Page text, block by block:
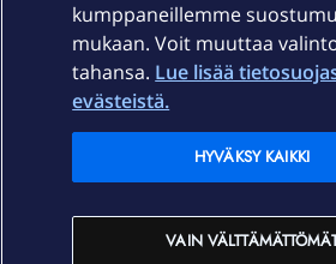
Ajankohtaista
Elisa Oyj
In English
kumppaneillemme
mukaan. Voit muuttaa
tahansa. Lue lisää
evästeistä.
VAIN
HYVÄKSY KAIKKI